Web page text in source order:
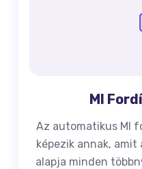
MI
Az automatikus MI
képezik annak, amit
alapja minden